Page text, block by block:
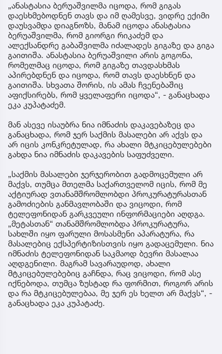
„ანასტასია ბერუაშვილმა იცოდა, რომ გიგას
დაესხმებოდნენ თავს და იმ ღამესვე, ვიდრე ექიმი
დაუსვამდა დიაგნოზს, მანამ იცოდა ანასტასია
ბერუაშვილმა, რომ გიორგი რიკაძემ და
ალექსანდრე გაბაშვილმა იძალადეს გიგაზე და გიგა
გაითიშა. ანასტასია ბერუაშვილი არის გოგონა,
რომელმაც იცოდა, რომ გიგაზე თავდასხმას
აპირებდნენ და იცოდა, რომ თავს დაესხნენ და
გაითიშა. სხვათა შორის, ის ამას ჩვენებაშიც
აფიქსირებს, რომ ყველაფერი იცოდა“, - განაცხადა
ეკა კუპატაძემ.
მან ასევე ისაუბრა ნია იმნაძის დაკავებაზეც და
განაცხადა, რომ ჯერ საქმის მასალები არ აქვს და
არ იცის კონკრეტულად, რა ახალი მტკიცებულებები
გახდა ნია იმნაძის დაკავების საფუძველი.
„საქმის მასალები ჯერჯერობით გადმოცემული არ
მაქვს, თუმცა მთელმა საქართველომ იცის, რომ მე
აქტიურად ვთანამშრომლობდი პროკურატურასთან
გამოძიების განმავლობაში და ვიცოდი, რომ
ტელეფონიდან გარკვეული ინფორმაციები აღდგა.
„მეტასთან“ თანამშრომლობდა პროკურატურა,
სახლში იყო ფარული მოსასმენი აპარატურა, რა
მასალებიც ექსპერტიზისთვის იყო გადაცემული. ნია
იმნაძის ტელეფონიდან საკმაოდ ბევრი მასალაა
აღდგენილი. მაგრამ სავარაუდოდ, ახალი
მტკიცებულებებიც გაჩნდა, რაც ვიცოდი, რომ ასე
იქნებოდა, თუმცა ზუსტად რა ფორმით, როგორ არის
და რა მტკიცებულებაა, მე ჯერ ეს ხელთ არ მაქვს“, -
განაცხადა ეკა კუპატაძე.